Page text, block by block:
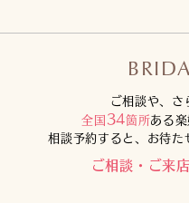
ご相談や、さ
全国34箇所ある
相談予約すると、お待た
ご相談・ご来